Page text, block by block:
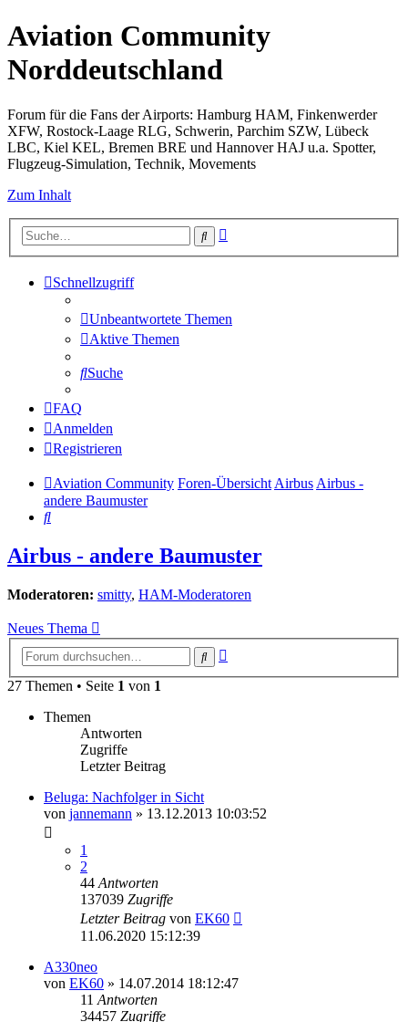
Aviation Community
Norddeutschland
Forum für die Fans der Airports: Hamburg HAM, Finkenwerder
XFW, Rostock-Laage RLG, Schwerin, Parchim SZW, Lübeck
LBC, Kiel KEL, Bremen BRE und Hannover HAJ u.a. Spotter,
Flugzeug-Simulation, Technik, Movements
Zum Inhalt
Suche
Schnellzugriff
Unbeantwortete Themen
Aktive Themen
Suche
FAQ
Anmelden
Registrieren
Aviation Community Foren-ÜbersichtAirbusAirbus -
andere Baumuster
Suche
Airbus - andere Baumuster
Moderatoren: smitty, HAM-Moderatoren
Neues Thema
Suche
27 Themen • Seite 1 von 1
Themen
Antworten
Zugriffe
Letzter Beitrag
Beluga: Nachfolger in Sicht
von jannemann » 13.12.2013 10:03:52
1
2
44 Antworten
137039 Zugriffe
Letzter Beitrag von EK60
11.06.2020 15:12:39
A330neo
von EK60 » 14.07.2014 18:12:47
11 Antworten
34457 Zugriffe